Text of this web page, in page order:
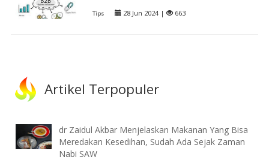
Tips 28 Jun 2024 | 663
Artikel Terpopuler
dr Zaidul Akbar Menjelaskan Makanan Yang Bisa
Meredakan Kesedihan, Sudah Ada Sejak Zaman
Nabi SAW